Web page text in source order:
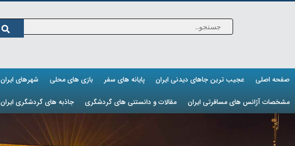
صفحه اصلی عجیب ترین جاهای دیدنی ایران پایانه های سفر بازی های محلی شهرهای ایران
مشخصات آژانس های مسافرتی ایران مقالات و دانستنی های گردشگری جاذبه های گردشگری ایران